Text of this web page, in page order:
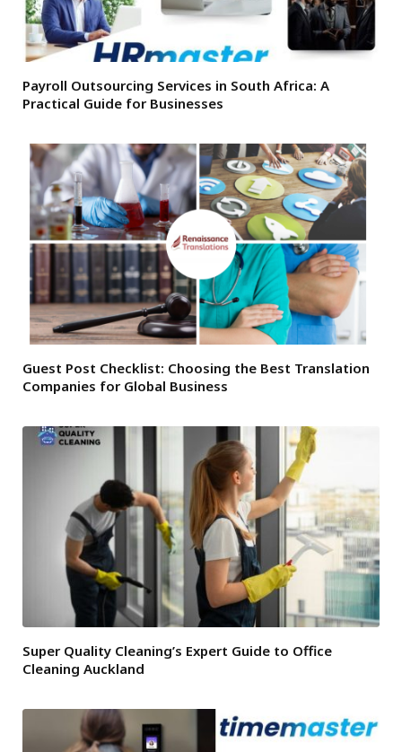
Payroll Outsourcing Services in South Africa: A
Practical Guide for Businesses
Guest Post Checklist: Choosing the Best Translation
Companies for Global Business
Super Quality Cleaning’s Expert Guide to Office
Cleaning Auckland